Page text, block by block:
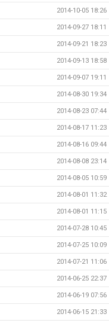
2014-10-05 18:26
2014-09-27 18:11
2014-09-21 18:23
2014-09-13 18:58
2014-09-07 19:11
2014-08-30 19:34
2014-08-23 07:44
2014-08-17 11:23
2014-08-16 09:44
2014-08-08 23:14
2014-08-05 10:59
2014-08-01 11:32
2014-08-01 11:15
2014-07-28 10:45
2014-07-25 10:09
2014-07-21 11:06
2014-06-25 22:37
2014-06-19 07:56
2014-06-15 21:33